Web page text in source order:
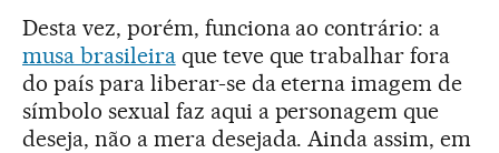
Desta vez, porém, funciona ao contrário: a
musa brasileiraque teve que trabalhar fora
do país para liberar-se da eterna imagem de
símbolo sexual faz aqui a personagem que
deseja, não a mera desejada. Ainda assim, em